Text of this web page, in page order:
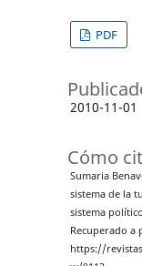
PDF
2010-11-01
Cómo
Sumaria
sistema de la
sistema
Recuperado a
https://